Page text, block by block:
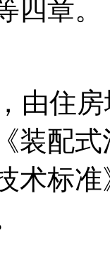
四章。
由住
装配
术标